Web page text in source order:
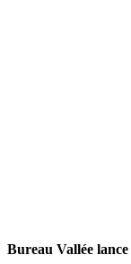
Bureau Vallée